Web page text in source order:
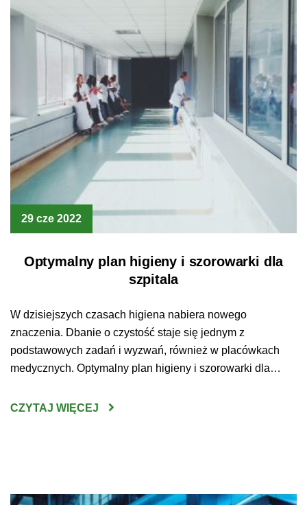
29 cze 2022
Optymalny plan higieny i szorowarki dla
szpitala
W dzisiejszych czasach higiena nabiera nowego
znaczenia. Dbanie o czystość staje się jednym z
podstawowych zadań i wyzwań, również w placówkach
medycznych. Optymalny plan higieny i szorowarki dla
pacjentów, lekarzy oraz prowadzonych na miejscu badań,
CZYTAJ WIĘCEJ